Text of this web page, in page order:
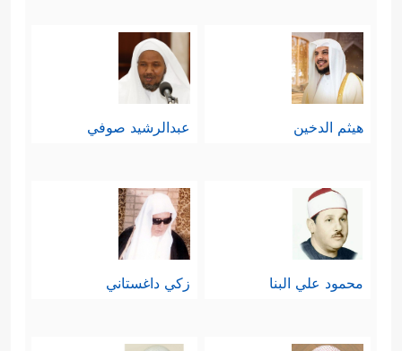
هيثم الدخين عبدالرشيد صوفي
محمود علي البنا زكي داغستاني